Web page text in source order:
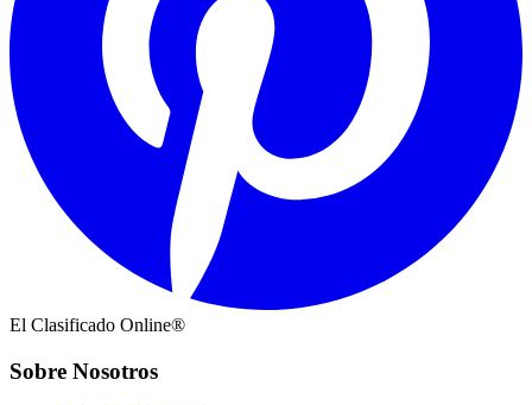
El Clasificado Online®
Sobre Nosotros